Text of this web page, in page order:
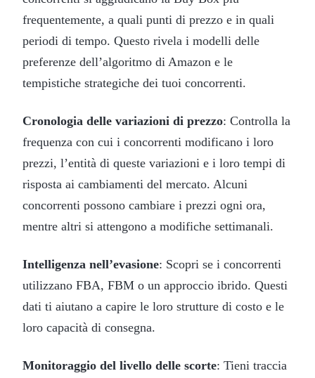
frequentemente, a quali punti di prezzo e in quali
periodi di tempo. Questo rivela i modelli delle
preferenze dell’algoritmo di Amazon e le
tempistiche strategiche dei tuoi concorrenti.
Cronologia delle variazioni di prezzo: Controlla la
frequenza con cui i concorrenti modificano i loro
prezzi, l’entità di queste variazioni e i loro tempi di
risposta ai cambiamenti del mercato. Alcuni
concorrenti possono cambiare i prezzi ogni ora,
mentre altri si attengono a modifiche settimanali.
Intelligenza nell’evasione: Scopri se i concorrenti
utilizzano FBA, FBM o un approccio ibrido. Questi
dati ti aiutano a capire le loro strutture di costo e le
loro capacità di consegna.
Monitoraggio del livello delle scorte: Tieni traccia